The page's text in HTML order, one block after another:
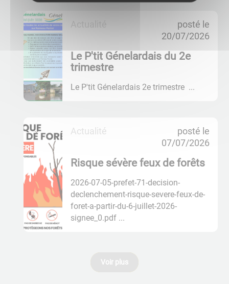
Actualité
posté le
20/07/2026
Le P'tit Génelardais du 2e
trimestre
Le P'tit Génelardais 2e trimestre ...
Actualité
posté le
07/07/2026
Risque sévère feux de forêts
2026-07-05-prefet-71-decision-
declenchement-risque-severe-feux-de-
foret-a-partir-du-6-juillet-2026-
signee_0.pdf ...
Voir plus